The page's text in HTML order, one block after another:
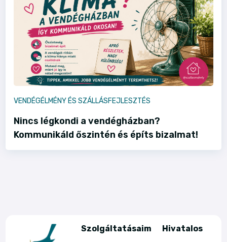
VENDÉGÉLMÉNY ÉS SZÁLLÁSFEJLESZTÉS
Nincs légkondi a vendégházban?
Kommunikáld őszintén és építs bizalmat!
Szolgáltatásaim
Hivatalos